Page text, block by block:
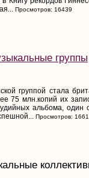
Просмотров: 16439
группы
группой стала
75 млн.копий их
альбома, один
Просмотров: